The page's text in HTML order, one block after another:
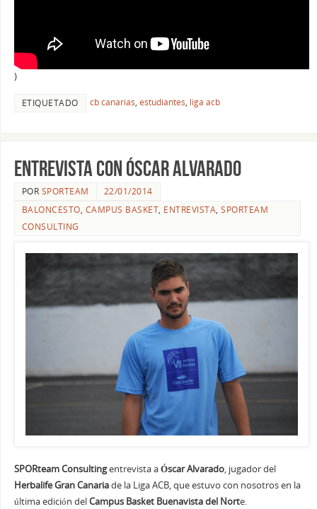
)
ETIQUETADO cb canarias, estudiantes, liga acb
Entrevista con Óscar Alvarado
POR SPORTEAM
22/01/2014
BALONCESTO, CAMPUS BASKET, ENTREVISTA,SPORTEAM
CONSULTING
SPORteam Consultingentrevista aÓscar Alvarado, jugador del
Herbalife Gran Canariade la Liga ACB, que estuvo con nosotros en la
última edición delCampus Basket Buenavista del Norte.